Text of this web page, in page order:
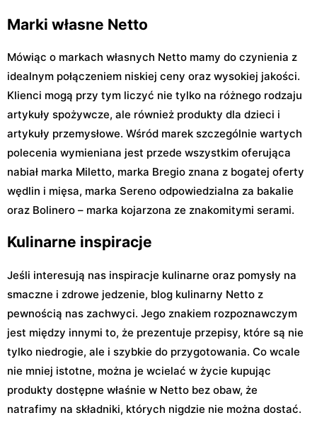
Marki własne Netto
Mówiąc o markach własnych Netto mamy do czynienia z
idealnym połączeniem niskiej ceny oraz wysokiej jakości.
Klienci mogą przy tym liczyć nie tylko na różnego rodzaju
artykuły spożywcze, ale również produkty dla dzieci i
artykuły przemysłowe. Wśród marek szczególnie wartych
polecenia wymieniana jest przede wszystkim oferująca
nabiał marka Miletto, marka Bregio znana z bogatej oferty
wędlin i mięsa, marka Sereno odpowiedzialna za bakalie
oraz Bolinero – marka kojarzona ze znakomitymi serami.
Kulinarne inspiracje
Jeśli interesują nas inspiracje kulinarne oraz pomysły na
smaczne i zdrowe jedzenie, blog kulinarny Netto z
pewnością nas zachwyci. Jego znakiem rozpoznawczym
jest między innymi to, że prezentuje przepisy, które są nie
tylko niedrogie, ale i szybkie do przygotowania. Co wcale
nie mniej istotne, można je wcielać w życie kupując
produkty dostępne właśnie w Netto bez obaw, że
natrafimy na składniki, których nigdzie nie można dostać.